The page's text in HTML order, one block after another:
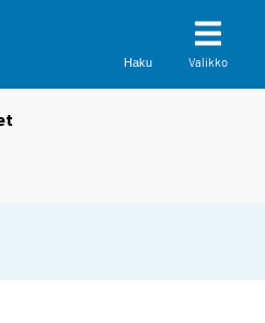
Haku Valikko